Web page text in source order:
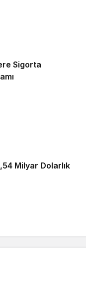
Sigorta
Milyar Dolarlık